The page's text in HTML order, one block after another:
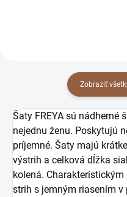
Zobraziť
Šaty FREYA sú nádherné
nejednu ženu. Poskytujú
príjemné. Šaty majú
výstrih a celková dĺžka
kolená.
strih s jemným riasením v